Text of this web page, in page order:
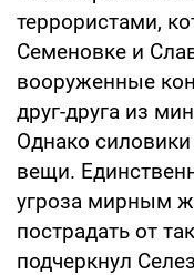
террористами,
Семеновке и
вооруженные
друг-друга из
Однако
вещи.
угроза мирным
пострадать от
подчеркнул